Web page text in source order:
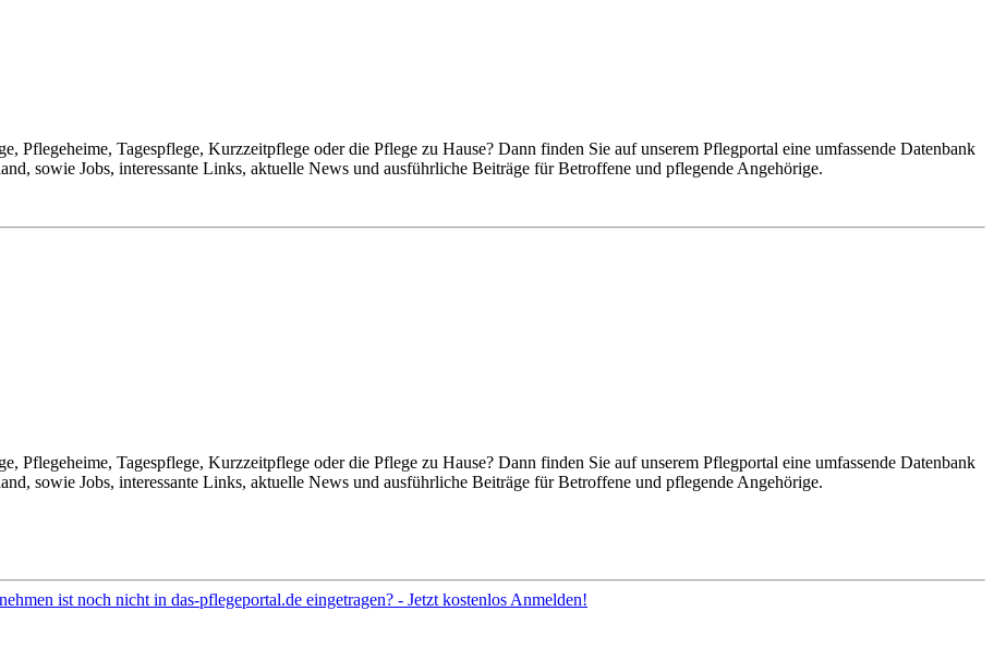
Pflegeheime, Tagespflege, Kurzzeitpflege oder die Pflege zu Hause? Dann finden Sie auf unserem Pflegportal eine umfassende Datenbank
sowie Jobs, interessante Links, aktuelle News und ausführliche Beiträge für Betroffene und pflegende Angehörige.
Pflegeheime, Tagespflege, Kurzzeitpflege oder die Pflege zu Hause? Dann finden Sie auf unserem Pflegportal eine umfassende Datenbank
sowie Jobs, interessante Links, aktuelle News und ausführliche Beiträge für Betroffene und pflegende Angehörige.
ist noch nicht in das-pflegeportal.de eingetragen? - Jetzt kostenlos Anmelden!